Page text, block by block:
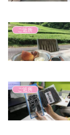
ご近所
ご近所